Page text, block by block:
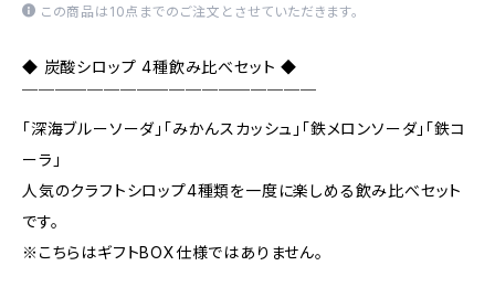
この商品は10点までのご注文とさせていただきます。
◆ 炭酸シロップ 4種飲み比べセット ◆
「深海ブルーソーダ」「みかんスカッシュ」「鉄メロンソーダ」「鉄コ
ーラ」
人気のクラフトシロップ4種類を一度に楽しめる飲み比べセット
です。
※こちらはギフトBOX仕様ではありません。